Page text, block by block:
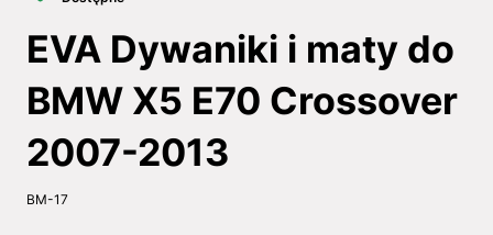
EVA Dywaniki i maty do
BMW X5 E70 Crossover
2007-2013
BM-17